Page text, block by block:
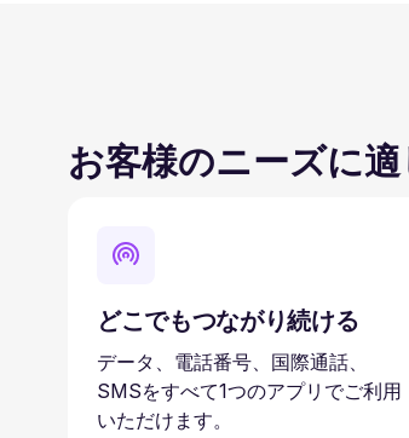
お客様のニーズに
どこでもつながり続ける
データ、電話番号、国際通話、
SMSをすべて1つのアプリでご利用
いただけます。